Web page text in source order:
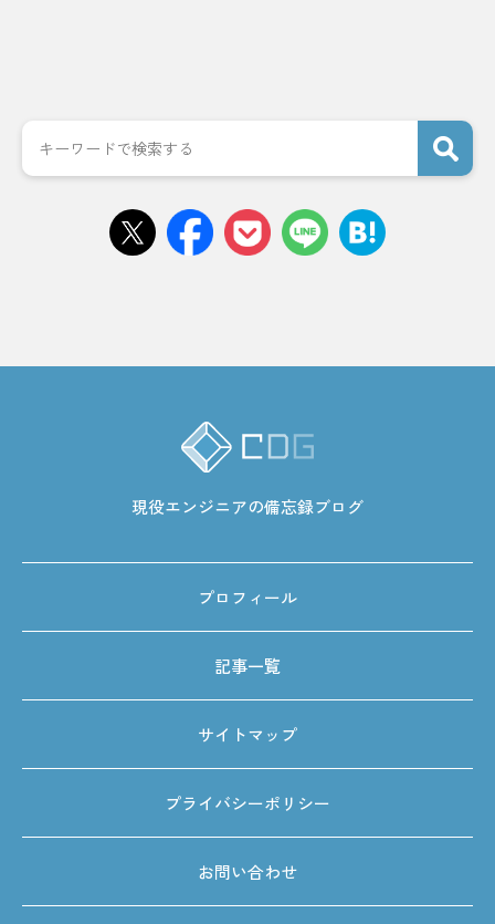
現役エンジニアの備忘録ブログ
プロフィール
記事一覧
サイトマップ
プライバシーポリシー
お問い合わせ